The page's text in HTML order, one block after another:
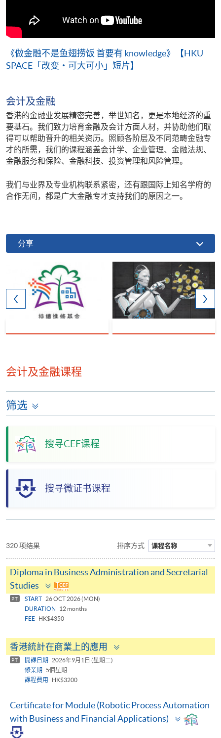
《做金融不是鱼翅捞饭 首要有 knowledge》【HKU
SPACE「改变・可大可小」短片】
会计及金融
香港的金融业发展精密完善，举世知名，更是本地经济的重
要基石。我们致力培育金融及会计方面人材，并协助他们取
得可以帮助晋升的相关资历。照顾各阶层及不同范畴金融专
才的所需，我们的课程涵盖会计学、企业管理、金融法规、
金融服务和保险、金融科技、投资管理和风险管理。
我们与业界及专业机构联系紧密，还有跟国际上知名学府的
合作无间，都是广大金融专才支持我们的原因之一。
分享
会计及金融课程
筛选
搜寻CEF课程
搜寻微证书课程
320 项结果 排序方式 课程名称
Diploma in Business Administration and Secretarial
Studies
Toggle
panel
PT START
26 OCT 2026 (MON)
DURATION
12 months
FEE
HK$4350
香港統計在商業上的應用
panel
PT 開課日期
2026年9月1日 (星期二)
修業期
5個星期
課程費用
HK$3200
Certificate for Module (Robotic Process Automation
with Business and Financial Applications)
Toggle
panel